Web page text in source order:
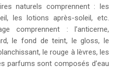
naturels comprennent : les
les lotions après-soleil, etc.
comprennent : l’anticerne,
le fond de teint, le gloss, le
le rouge à lèvres, les
parfums sont composés d’eau